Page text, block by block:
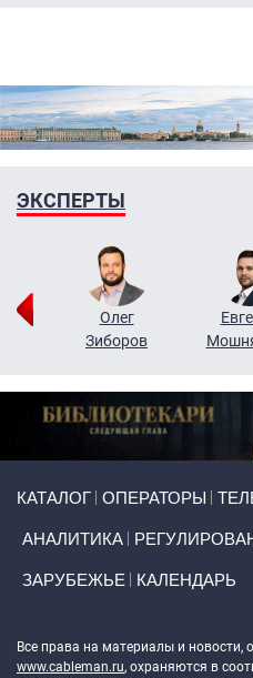
ЭКСПЕРТЫ
Олег
Зиборов
КАТАЛОГ ОПЕРАТОРЫ
АНАЛИТИКА
ЗАРУБЕЖЬЕ КАЛЕНДАРЬ
Все права на материалы и новости,
www.cableman.ru, охраняются в